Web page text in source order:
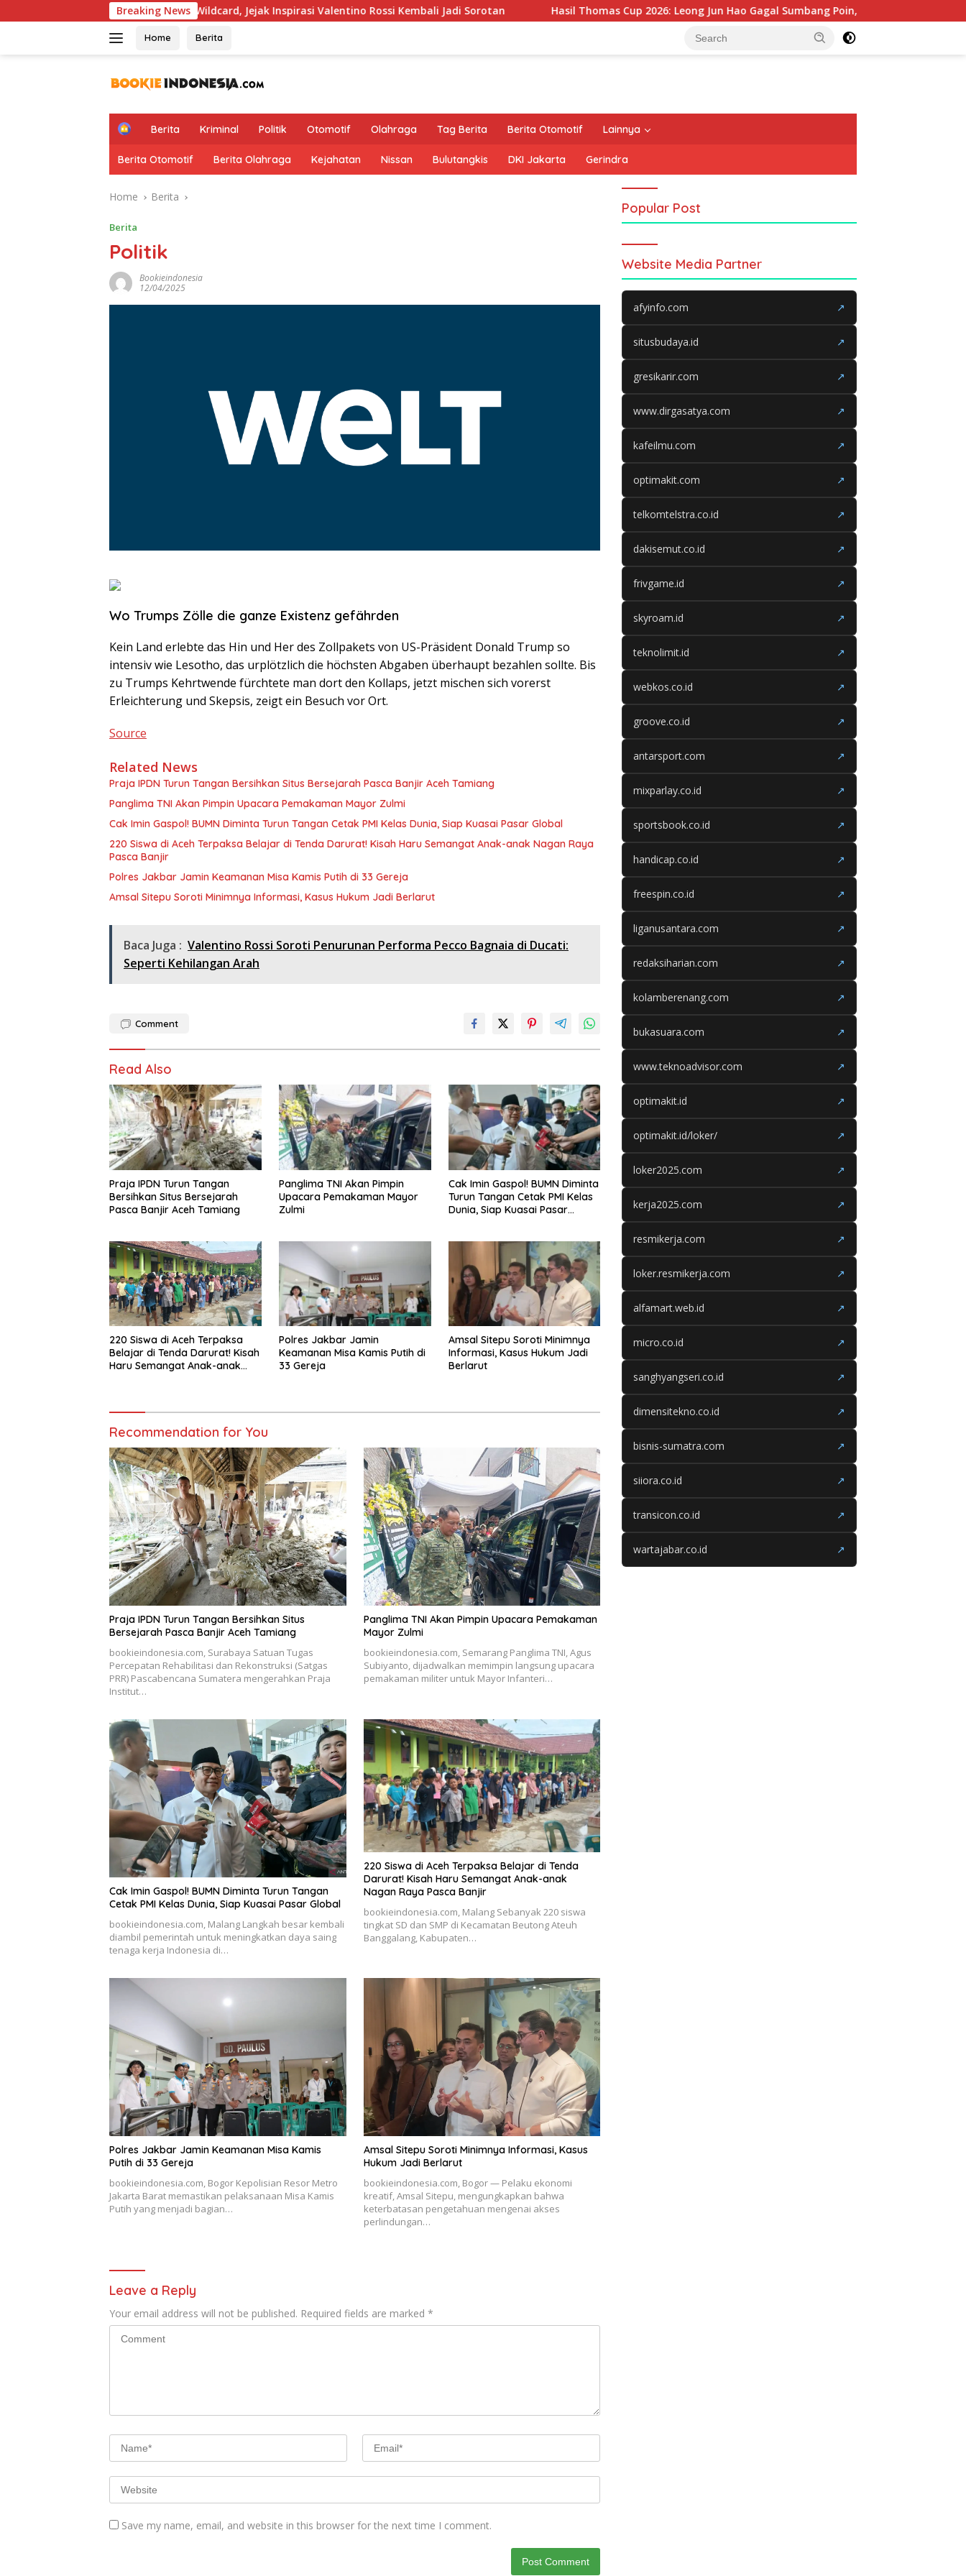
to
Breaking News
Hapus Aturan Wildcard, Jejak Inspirasi Valentino Rossi Kembali Jadi Sorotan Hasil Thomas Cup 2026: Leong Jun Hao Gagal Sumbang Poin, Malaysia Tertinggal dari China
Home Berita
H
m
e
Berita Kriminal Politik Otomotif Olahraga Tag Berita Berita Otomotif Lainnya
Berita Otomotif Berita Olahraga Kejahatan Nissan Bulutangkis DKI Jakarta Gerindra
Home Berita
Berita
Politik
Bookieindonesia
12/04/2025
Wo Trumps Zölle die ganze Existenz gefährden
Kein Land erlebte das Hin und Her des Zollpakets von US-Präsident Donald Trump so
intensiv wie Lesotho, das urplötzlich die höchsten Abgaben überhaupt bezahlen sollte. Bis
zu Trumps Kehrtwende fürchtete man dort den Kollaps, jetzt mischen sich vorerst
Erleichterung und Skepsis, zeigt ein Besuch vor Ort.
Source
Related News
Praja IPDN Turun Tangan Bersihkan Situs Bersejarah Pasca Banjir Aceh Tamiang
Panglima TNI Akan Pimpin Upacara Pemakaman Mayor Zulmi
Cak Imin Gaspol! BUMN Diminta Turun Tangan Cetak PMI Kelas Dunia, Siap Kuasai Pasar Global
220 Siswa di Aceh Terpaksa Belajar di Tenda Darurat! Kisah Haru Semangat Anak-anak Nagan Raya
Pasca Banjir
Polres Jakbar Jamin Keamanan Misa Kamis Putih di 33 Gereja
Amsal Sitepu Soroti Minimnya Informasi, Kasus Hukum Jadi Berlarut
Baca Juga : Valentino Rossi Soroti Penurunan Performa Pecco Bagnaia di Ducati:
Seperti Kehilangan Arah
Comment
Read Also
Praja IPDN Turun Tangan
Bersihkan Situs Bersejarah
Pasca Banjir Aceh Tamiang
Panglima TNI Akan Pimpin
Upacara Pemakaman Mayor
Zulmi
Cak Imin Gaspol! BUMN Diminta
Turun Tangan Cetak PMI Kelas
Dunia, Siap Kuasai Pasar
220 Siswa di Aceh Terpaksa
Belajar di Tenda Darurat! Kisah
Haru Semangat Anak-anak
Polres Jakbar Jamin
Keamanan Misa Kamis Putih di
33 Gereja
Amsal Sitepu Soroti Minimnya
Informasi, Kasus Hukum Jadi
Berlarut
Recommendation for You
Praja IPDN Turun Tangan Bersihkan Situs
Bersejarah Pasca Banjir Aceh Tamiang
bookieindonesia.com, Surabaya Satuan Tugas
Percepatan Rehabilitasi dan Rekonstruksi (Satgas
PRR) Pascabencana Sumatera mengerahkan Praja
Institut…
Panglima TNI Akan Pimpin Upacara Pemakaman
Mayor Zulmi
bookieindonesia.com, Semarang Panglima TNI, Agus
Subiyanto, dijadwalkan memimpin langsung upacara
pemakaman militer untuk Mayor Infanteri…
Cak Imin Gaspol! BUMN Diminta Turun Tangan
Cetak PMI Kelas Dunia, Siap Kuasai Pasar Global
bookieindonesia.com, Malang Langkah besar kembali
diambil pemerintah untuk meningkatkan daya saing
tenaga kerja Indonesia di…
220 Siswa di Aceh Terpaksa Belajar di Tenda
Darurat! Kisah Haru Semangat Anak-anak
Nagan Raya Pasca Banjir
bookieindonesia.com, Malang Sebanyak 220 siswa
tingkat SD dan SMP di Kecamatan Beutong Ateuh
Banggalang, Kabupaten…
Polres Jakbar Jamin Keamanan Misa Kamis
Putih di 33 Gereja
bookieindonesia.com, Bogor Kepolisian Resor Metro
Jakarta Barat memastikan pelaksanaan Misa Kamis
Putih yang menjadi bagian…
Amsal Sitepu Soroti Minimnya Informasi, Kasus
Hukum Jadi Berlarut
bookieindonesia.com, Bogor — Pelaku ekonomi
kreatif, Amsal Sitepu, mengungkapkan bahwa
keterbatasan pengetahuan mengenai akses
perlindungan…
Leave a Reply
Your email address will not be published. Required fields are marked *
Save my name, email, and website in this browser for the next time I comment.
Popular Post
Website Media Partner
afyinfo.com ↗
situsbudaya.id ↗
gresikarir.com ↗
www.dirgasatya.com ↗
kafeilmu.com ↗
optimakit.com ↗
telkomtelstra.co.id ↗
dakisemut.co.id ↗
frivgame.id ↗
skyroam.id ↗
teknolimit.id ↗
webkos.co.id ↗
groove.co.id ↗
antarsport.com ↗
mixparlay.co.id ↗
sportsbook.co.id ↗
handicap.co.id ↗
freespin.co.id ↗
liganusantara.com ↗
redaksiharian.com ↗
kolamberenang.com ↗
bukasuara.com ↗
www.teknoadvisor.com ↗
optimakit.id ↗
optimakit.id/loker/ ↗
loker2025.com ↗
kerja2025.com ↗
resmikerja.com ↗
loker.resmikerja.com ↗
alfamart.web.id ↗
micro.co.id ↗
sanghyangseri.co.id ↗
dimensitekno.co.id ↗
bisnis-sumatra.com ↗
siiora.co.id ↗
transicon.co.id ↗
wartajabar.co.id ↗